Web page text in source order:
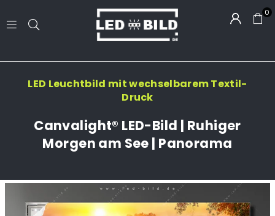
BILD.DE
0
LED Leuchtbild mit wechselbarem Textil-
Druck
Canvalight® LED-Bild | Ruhiger
Morgen am See | Panorama